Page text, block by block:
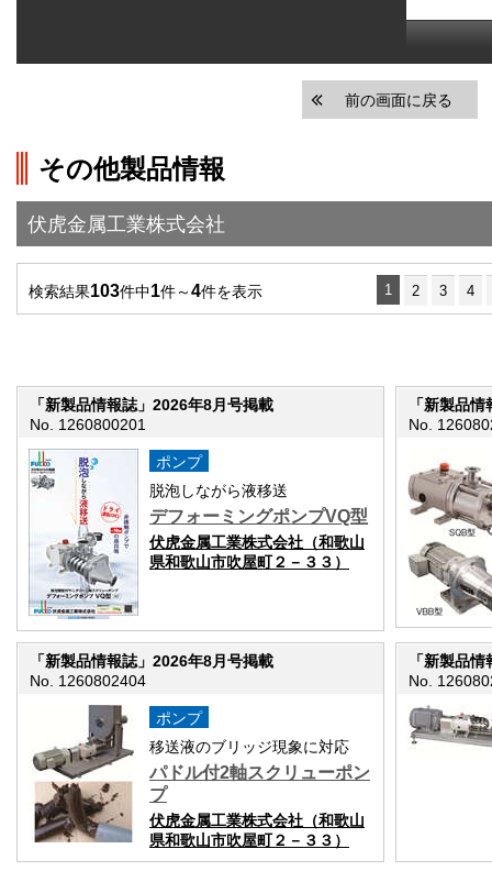
前の画面に戻る
その他製品情報
伏虎金属工業株式会社
検索結果103件中1件～4件を表示 1 2 3 4
「新製品情報誌」2026年8月号掲載
No. 1260800201
ポンプ
脱泡しながら液移送
デフォーミングポンプVQ型
伏虎金属工業株式会社（和歌山
県和歌山市吹屋町２－３３）
「新製品
No.
「新製品情報誌」2026年8月号掲載
No. 1260802404
ポンプ
移送液のブリッジ現象に対応
パドル付2軸スクリューポン
プ
伏虎金属工業株式会社（和歌山
県和歌山市吹屋町２－３３）
「新製品
No.